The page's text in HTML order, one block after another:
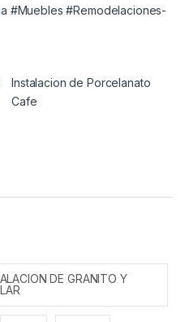
#Muebles #Remodelaciones-
Instalacion de Porcelanato
Cafe
DE GRANITO Y